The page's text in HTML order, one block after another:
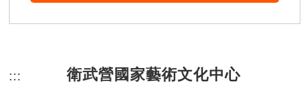
::: 頁尾網站資訊。
衛武營國家藝術文化中心